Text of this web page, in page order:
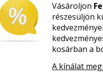
Vásároljon
részesüljön
kosárban a
A kínálat